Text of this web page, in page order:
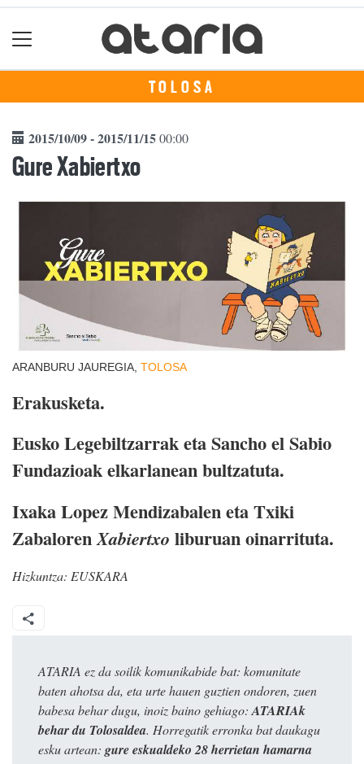
TOLOSA
2015/10/09 - 2015/11/1500:00
Gure Xabiertxo
ARANBURU JAUREGIA, TOLOSA
Erakusketa.
Eusko Legebiltzarrak eta Sancho el Sabio
Fundazioak elkarlanean bultzatuta.
Ixaka Lopez Mendizabalen eta Txiki
ZabalorenXabiertxo liburuan oinarrituta.
Hizkuntza: EUSKARA
ATARIA ez da soilik komunikabide bat: komunitate
baten ahotsa da, eta urte hauen guztien ondoren, zuen
babesa behar dugu, inoiz baino gehiago: ATARIAk
behar du Tolosaldea. Horregatik erronka bat daukagu
esku artean: gure eskualdeko 28 herrietan hamarna